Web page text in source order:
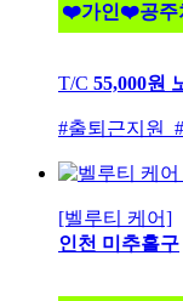
❤️가인❤️공주
T/C 55,000원
#출퇴근지원
[벨루티 케어]
인천 미추홀구